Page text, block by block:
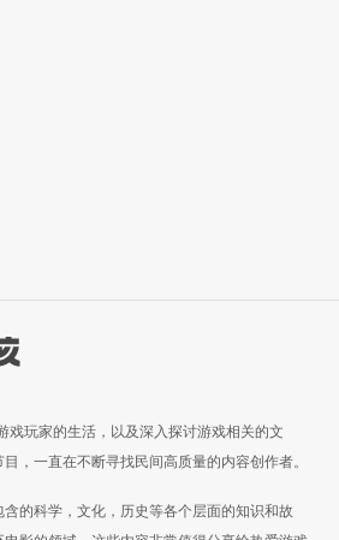
玩家的生活，以及深入探讨游戏相关的文
，一直在不断寻找民间高质量的内容创作者。
的科学，文化，历史等各个层面的知识和故